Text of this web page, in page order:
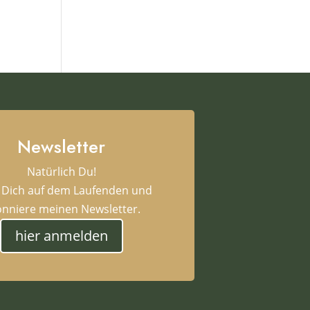
Newsletter
Natürlich Du!
auf dem Laufenden und
meinen Newsletter.
hier anmelden